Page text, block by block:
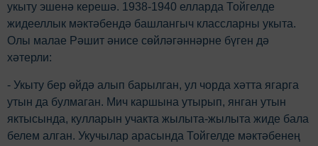
укыту эшенә керешә. 1938-1940 елларда Тойгелде
жидееллык мәктәбендә башлангыч классларны укыта.
Олы малае Рәшит әнисе сөйләгәннәрне бүген дә
хәтерли:
- Укыту бер өйдә алып барылган, ул чорда хәтта ягарга
утын да булмаган. Мич каршына утырып, янган утын
яктысында, кулларын учакта жылыта-жылыта жиде бала
белем алган. Укучылар арасында Тойгелде мәктәбенең